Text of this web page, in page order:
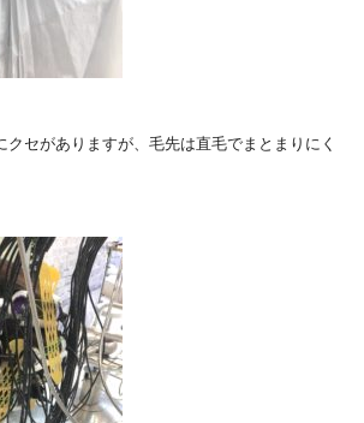
クセがありますが、毛先は直毛でまとまりにく